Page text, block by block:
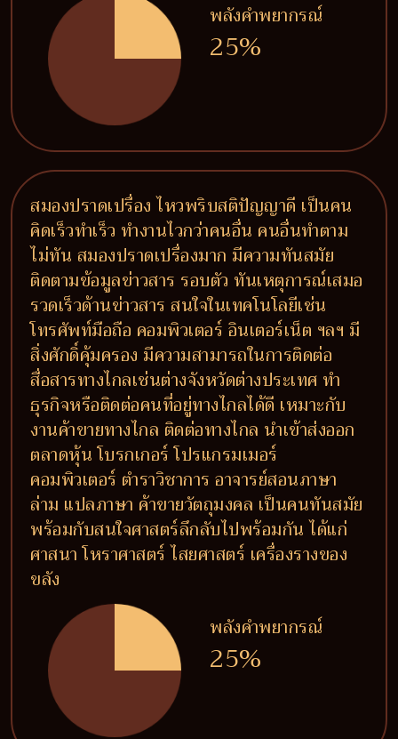
พลังคำพยากรณ์
25%
สมองปราดเปรื่อง ไหวพริบสติปัญญาดี เป็นคน
คิดเร็วทำเร็ว ทำงานไวกว่าคนอื่น คนอื่นทำตาม
ไม่ทัน สมองปราดเปรื่องมาก มีความทันสมัย
ติดตามข้อมูลข่าวสาร รอบตัว ทันเหตุการณ์เสมอ
รวดเร็วด้านข่าวสาร สนใจในเทคโนโลยีเช่น
โทรศัพท์มือถือ คอมพิวเตอร์ อินเตอร์เน็ต ฯลฯ มี
สิ่งศักดิ์คุ้มครอง มีความสามารถในการติดต่อ
สื่อสารทางไกลเช่นต่างจังหวัดต่างประเทศ ทำ
ธุรกิจหรือติดต่อคนที่อยู่ทางไกลได้ดี เหมาะกับ
งานค้าขายทางไกล ติดต่อทางไกล นำเข้าส่งออก
ตลาดหุ้น โบรกเกอร์ โปรแกรมเมอร์
คอมพิวเตอร์ ตำราวิชาการ อาจารย์สอนภาษา
ล่าม แปลภาษา ค้าขายวัตถุมงคล เป็นคนทันสมัย
พร้อมกับสนใจศาสตร์ลึกลับไปพร้อมกัน ได้แก่
ศาสนา โหราศาสตร์ ไสยศาสตร์ เครื่องรางของ
ขลัง
พลังคำพยากรณ์
25%